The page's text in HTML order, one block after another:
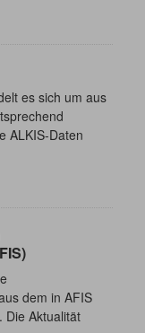
es sich um aus
ALKIS-Daten
dem in AFIS
Die Aktualität